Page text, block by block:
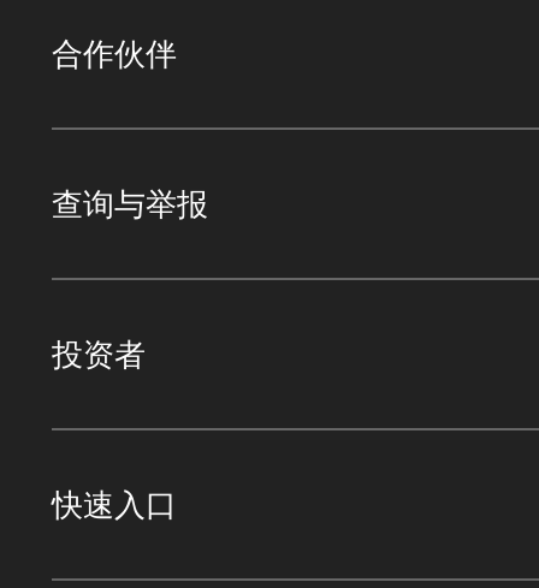
合作伙伴
查询与举报
投资者
快速入口